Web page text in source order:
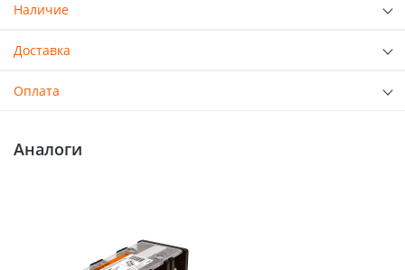
Наличие
Доставка
Оплата
Аналоги